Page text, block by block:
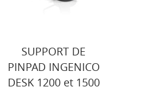
SUPPORT DE
PINPAD INGENICO
DESK 1200 et 1500